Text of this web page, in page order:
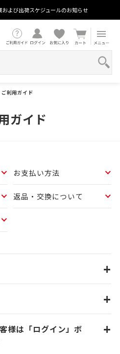
および出荷スケジュールのお知らせ
ご利用ガイド
ガイド
お支払い方法
返品・交換について
+
+
様は「ログイン」ボ
+